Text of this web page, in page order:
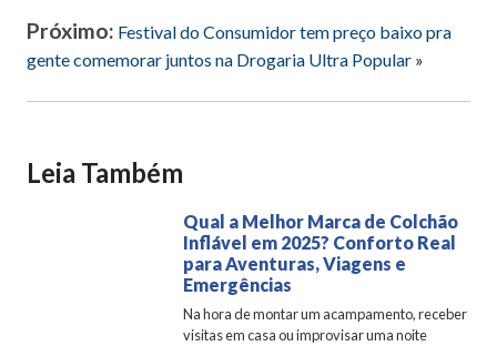
Próximo: Festival do Consumidor tem preço baixo pra
gente comemorar juntos na Drogaria Ultra Popular »
Leia Também
Qual a Melhor Marca de Colchão
Inflável em 2025? Conforto Real
para Aventuras, Viagens e
Emergências
Na hora de montar um acampamento, receber
visitas em casa ou improvisar uma noite